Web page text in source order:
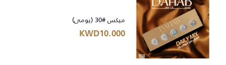
ميكس #30 (يومي)
KWD10.000